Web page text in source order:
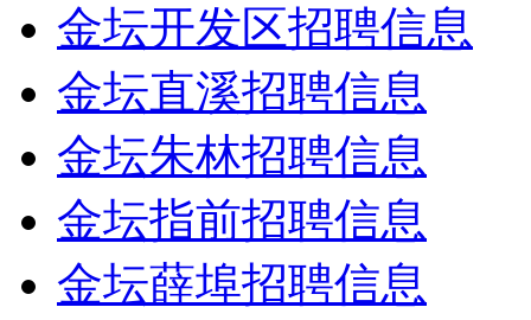
金坛开发区招聘信息
金坛直溪招聘信息
金坛朱林招聘信息
金坛指前招聘信息
金坛薛埠招聘信息